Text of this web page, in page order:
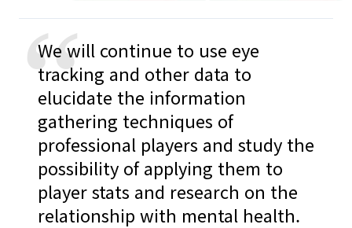
“
We will continue to use eye
tracking and other data to
elucidate the information
gathering techniques of
professional players and study the
possibility of applying them to
player stats and research on the
relationship with mental health.